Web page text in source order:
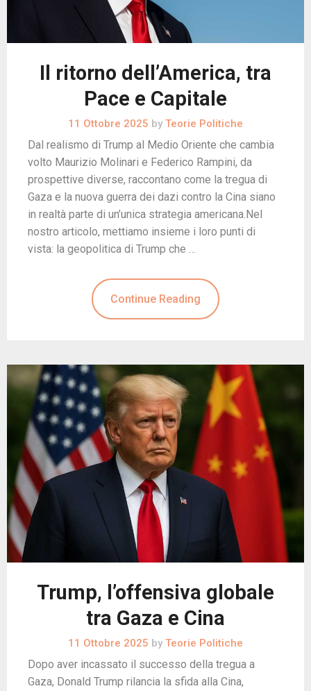
Il ritorno dell’America, tra
Pace e Capitale
11 Ottobre 2025 by Teorie Politiche
Dal realismo di Trump al Medio Oriente che cambia
volto Maurizio Molinari e Federico Rampini, da
prospettive diverse, raccontano come la tregua di
Gaza e la nuova guerra dei dazi contro la Cina siano
in realtà parte di un’unica strategia americana.Nel
nostro articolo, mettiamo insieme i loro punti di
vista: la geopolitica di Trump che …
Continue Reading
Trump, l’offensiva globale
tra Gaza e Cina
11 Ottobre 2025 by Teorie Politiche
Dopo aver incassato il successo della tregua a
Gaza, Donald Trump rilancia la sfida alla Cina,